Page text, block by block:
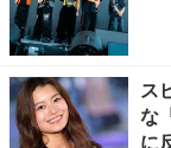
ス
な
に